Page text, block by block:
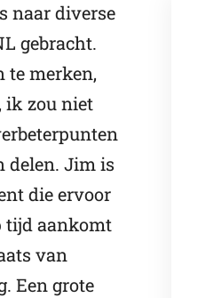
naar diverse
gebracht.
te merken,
ik zou niet
delen. Jim is
die ervoor
tijd aankomt
van
Een grote